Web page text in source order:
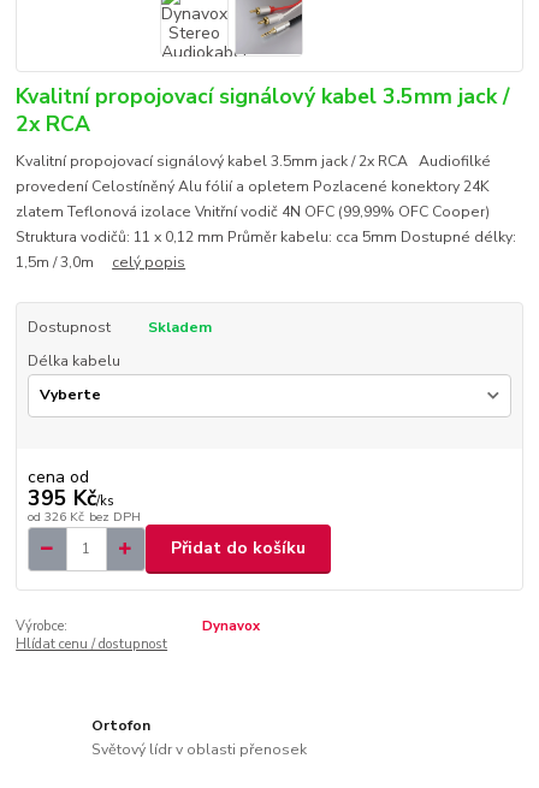
Kvalitní propojovací signálový kabel 3.5mm jack /
2x RCA
Kvalitní propojovací signálový kabel 3.5mm jack / 2x RCA Audiofilké
provedení Celostíněný Alu fólií a opletem Pozlacené konektory 24K
zlatem Teflonová izolace Vnitřní vodič 4N OFC (99,99% OFC Cooper)
Struktura vodičů: 11 x 0,12 mm Průměr kabelu: cca 5mm Dostupné délky:
1,5m / 3,0m celý popis
Dostupnost
Skladem
Délka kabelu
cena od
395 Kč/ks
od 326 Kč bez DPH
Přidat do košíku
Výrobce:
Dynavox
Hlídat cenu / dostupnost
Ortofon
Světový lídr v oblasti přenosek